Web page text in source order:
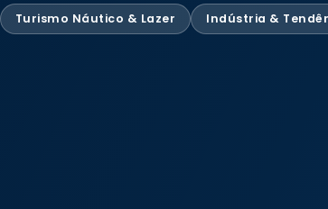
Turismo Náutico & Lazer Indústria &